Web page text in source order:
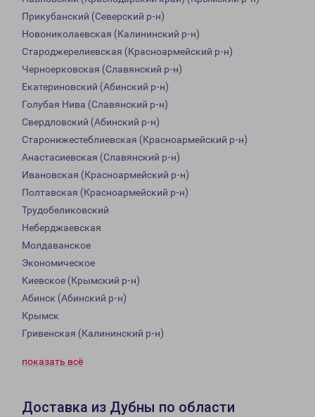
Прикубанский (Северский р-н)
Новониколаевская (Калининский р-н)
Староджерелиевская (Красноармейский р-н)
Черноерковская (Славянский р-н)
Екатериновский (Абинский р-н)
Голубая Нива (Славянский р-н)
Свердловский (Абинский р-н)
Старонижестеблиевская (Красноармейский р-н)
Анастасиевская (Славянский р-н)
Ивановская (Красноармейский р-н)
Полтавская (Красноармейский р-н)
Трудобеликовский
Неберджаевская
Молдаванское
Экономическое
Киевское (Крымский р-н)
Абинск (Абинский р-н)
Крымск
Гривенская (Калининский р-н)
показать всё
Доставка из Дубны по области